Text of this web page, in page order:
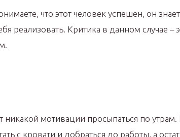
что этот человек успешен, он знает,
реализовать. Критика в данном случае –
никакой мотивации просыпаться по
с кровати и добраться до работы, а